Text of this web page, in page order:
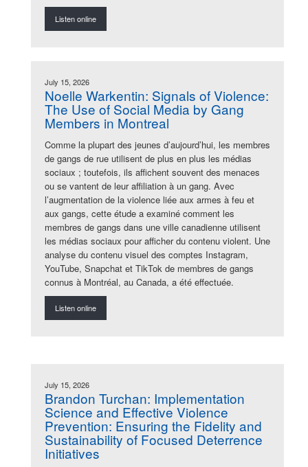
Listen online
July 15, 2026
Noelle Warkentin: Signals of Violence:
The Use of Social Media by Gang
Members in Montreal
Comme la plupart des jeunes d’aujourd’hui, les membres
de gangs de rue utilisent de plus en plus les médias
sociaux ; toutefois, ils affichent souvent des menaces
ou se vantent de leur affiliation à un gang. Avec
l’augmentation de la violence liée aux armes à feu et
aux gangs, cette étude a examiné comment les
membres de gangs dans une ville canadienne utilisent
les médias sociaux pour afficher du contenu violent. Une
analyse du contenu visuel des comptes Instagram,
YouTube, Snapchat et TikTok de membres de gangs
connus à Montréal, au Canada, a été effectuée.
Listen online
July 15, 2026
Brandon Turchan: Implementation
Science and Effective Violence
Prevention: Ensuring the Fidelity and
Sustainability of Focused Deterrence
Initiatives